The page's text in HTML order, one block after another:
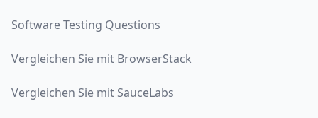
Software Testing Questions
Vergleichen Sie mit BrowserStack
Vergleichen Sie mit SauceLabs